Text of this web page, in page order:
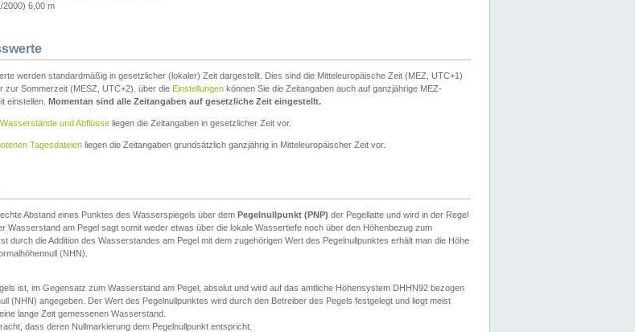
2000) 6,00 m
werden standardmäßig in gesetzlicher (lokaler) Zeit dargestellt. Dies sind die Mitteleuropäische Zeit (MEZ, UTC+1)
zur Sommerzeit (MESZ, UTC+2). über die Einstellungen können Sie die Zeitangaben auch auf ganzjährige MEZ-
einstellen. Momentan sind alle Zeitangaben auf gesetzliche Zeit eingestellt.
und Abflüsse liegen die Zeitangaben in gesetzlicher Zeit vor.
Tagesdateien liegen die Zeitangaben grundsätzlich ganzjährig in Mitteleuropäischer Zeit vor.
Abstand eines Punktes des Wasserspiegels über dem Pegelnullpunkt (PNP) der Pegellatte und wird in der Regel
Wasserstand am Pegel sagt somit weder etwas über die lokale Wassertiefe noch über den Höhenbezug zum
durch die Addition des Wasserstandes am Pegel mit dem zugehörigen Wert des Pegelnullpunktes erhält man die Höhe
(NHN).
ist, im Gegensatz zum Wasserstand am Pegel, absolut und wird auf das amtliche Höhensystem DHHN92 bezogen
(NHN) angegeben. Der Wert des Pegelnullpunktes wird durch den Betreiber des Pegels festgelegt und liegt meist
lange Zeit gemessenen Wasserstand.
dass deren Nullmarkierung dem Pegelnullpunkt entspricht.